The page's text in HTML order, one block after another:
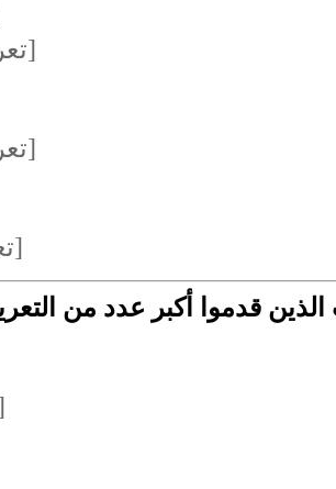
[14 تعريفات]
[10 تعريفات]
[9 تعريفات]
قدموا أكبر عدد من
[55